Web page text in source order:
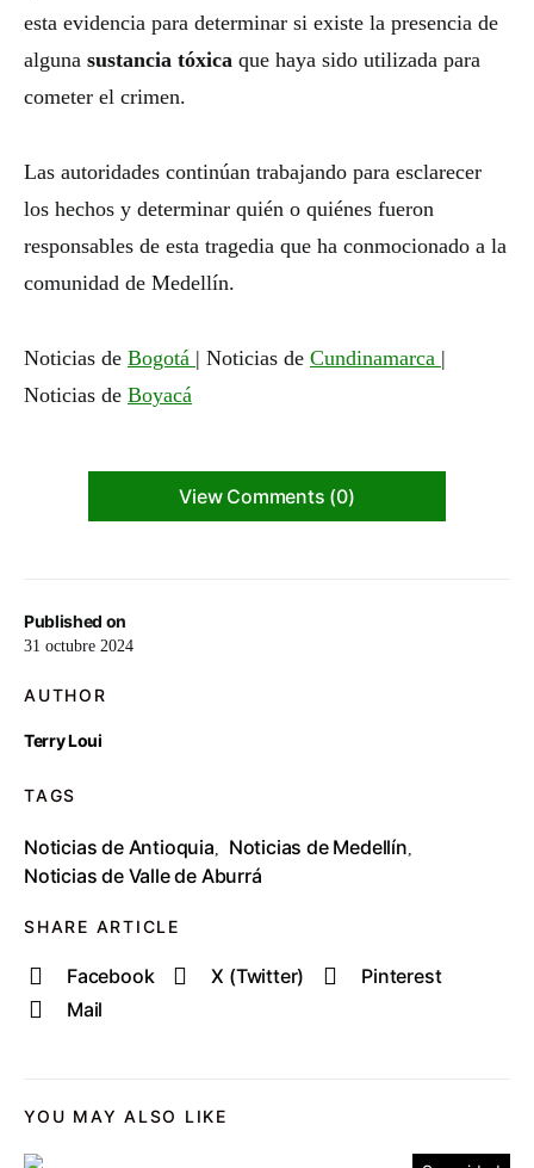
Published on
31 octubre 2024
AUTHOR
Terry Loui
TAGS
Noticias de Antioquia, Noticias de Medellín,
Noticias de Valle de Aburrá
SHARE ARTICLE
Facebook X (Twitter)
Pinterest
Mail
esta evidencia para determinar si existe la presencia de
alguna sustancia tóxica que haya sido utilizada para
cometer el crimen.
Las autoridades continúan trabajando para esclarecer
los hechos y determinar quién o quiénes fueron
responsables de esta tragedia que ha conmocionado a la
comunidad de Medellín.
Noticias de Bogotá | Noticias de Cundinamarca |
Noticias de Boyacá
View Comments (0)
YOU MAY ALSO LIKE